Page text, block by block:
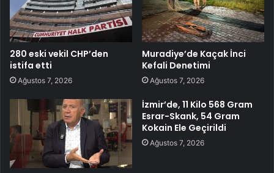
280 eski vekil CHP’den
istifa etti
Ağustos 7, 2026
Muradiye’de Kaçak İnci
Kefali Denetimi
Ağustos 7, 2026
İzmir’de, 11 Kilo 568 Gram
Esrar-Skank, 54 Gram
Kokain Ele Geçirildi
Ağustos 7, 2026